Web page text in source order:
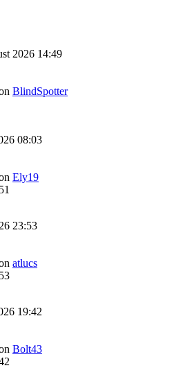
2026 14:49
BlindSpotter
08:03
Ely19
23:53
atlucs
19:42
Bolt43